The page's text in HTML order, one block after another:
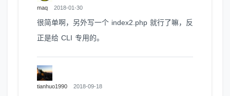
maq 2018-01-30
很简单啊，另外写一个 index2.php 就行了嘛，反
正是给 CLI 专用的。
tianhuo1990 2018-09-18